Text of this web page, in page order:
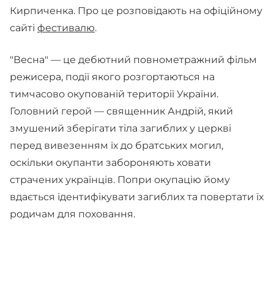
Кирпиченка. Про це розповідають на офіційному
сайті фестивалю.
"Весна" — це дебютний повнометражний фільм
режисера, події якого розгортаються на
тимчасово окупованій території України.
Головний герой — священник Андрій, який
змушений зберігати тіла загиблих у церкві
перед вивезенням їх до братських могил,
оскільки окупанти забороняють ховати
страчених українців. Попри окупацію йому
вдається ідентифікувати загиблих та повертати їх
родичам для поховання.